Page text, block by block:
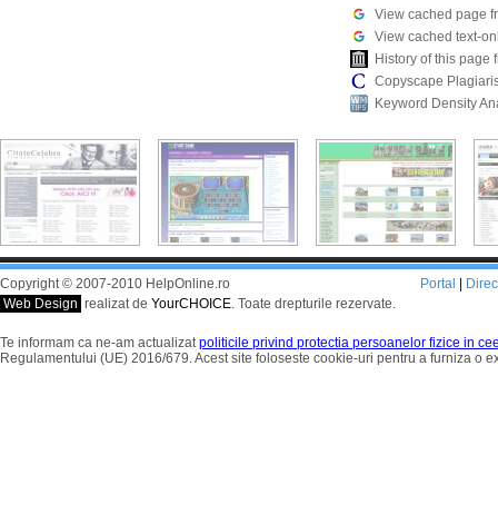
View cached page
View cached text-
History of this page
Copyscape
Keyword Density
Copyright © 2007-2010 HelpOnline.ro
Web Design realizat de YourCHOICE. Toate drepturile rezervate.
Portal
Te informam ca ne-am actualizatpoliticile privind protectia persoanelor fizice in
Regulamentului (UE) 2016/679. Acest site foloseste cookie-uri pentru a furniza o